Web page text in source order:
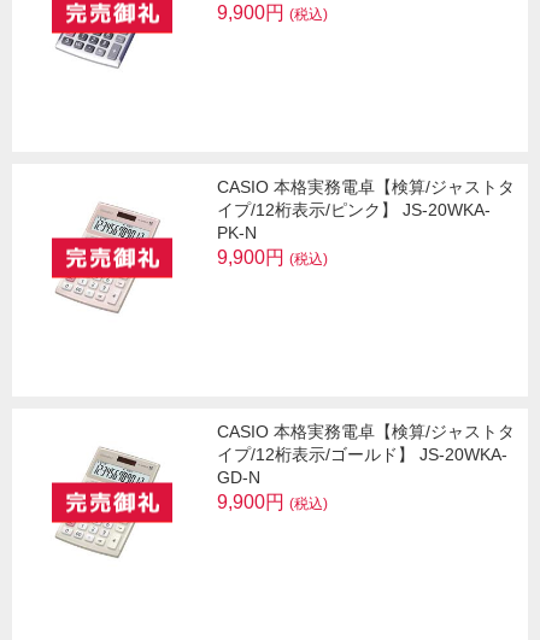
9,900円 (税込)
CASIO 本格実務電卓【検算/ジャストタ
イプ/12桁表示/ピンク】 JS-20WKA-
PK-N
9,900円 (税込)
CASIO 本格実務電卓【検算/ジャストタ
イプ/12桁表示/ゴールド】 JS-20WKA-
GD-N
9,900円 (税込)